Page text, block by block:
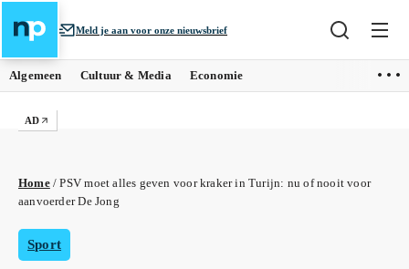
Meld je aan voor onze nieuwsbrief
Algemeen Cultuur & Media Economie
AD
Home/PSV moet alles geven voor kraker in Turijn: nu of nooit voor
aanvoerder De Jong
Sport